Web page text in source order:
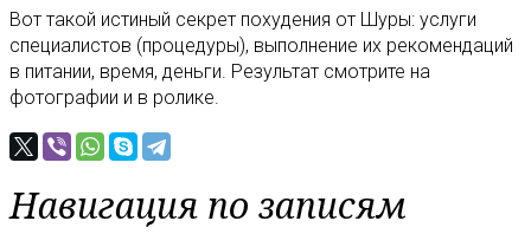
Вот такой истиный секрет похудения от Шуры: услуги
специалистов (процедуры), выполнение их рекомендаций
в питании, время, деньги. Результат смотрите на
фотографии и в ролике.
Навигация по записям